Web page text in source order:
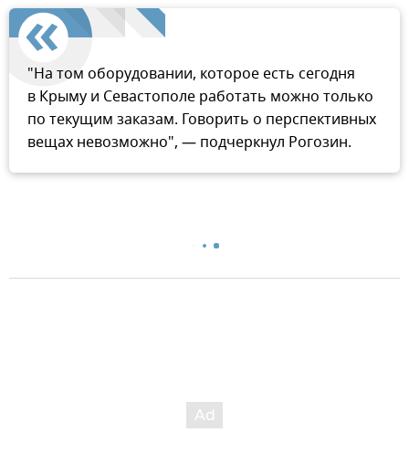
"На том оборудовании, которое есть сегодня
в Крыму и Севастополе работать можно только
по текущим заказам. Говорить о перспективных
вещах невозможно", — подчеркнул Рогозин.